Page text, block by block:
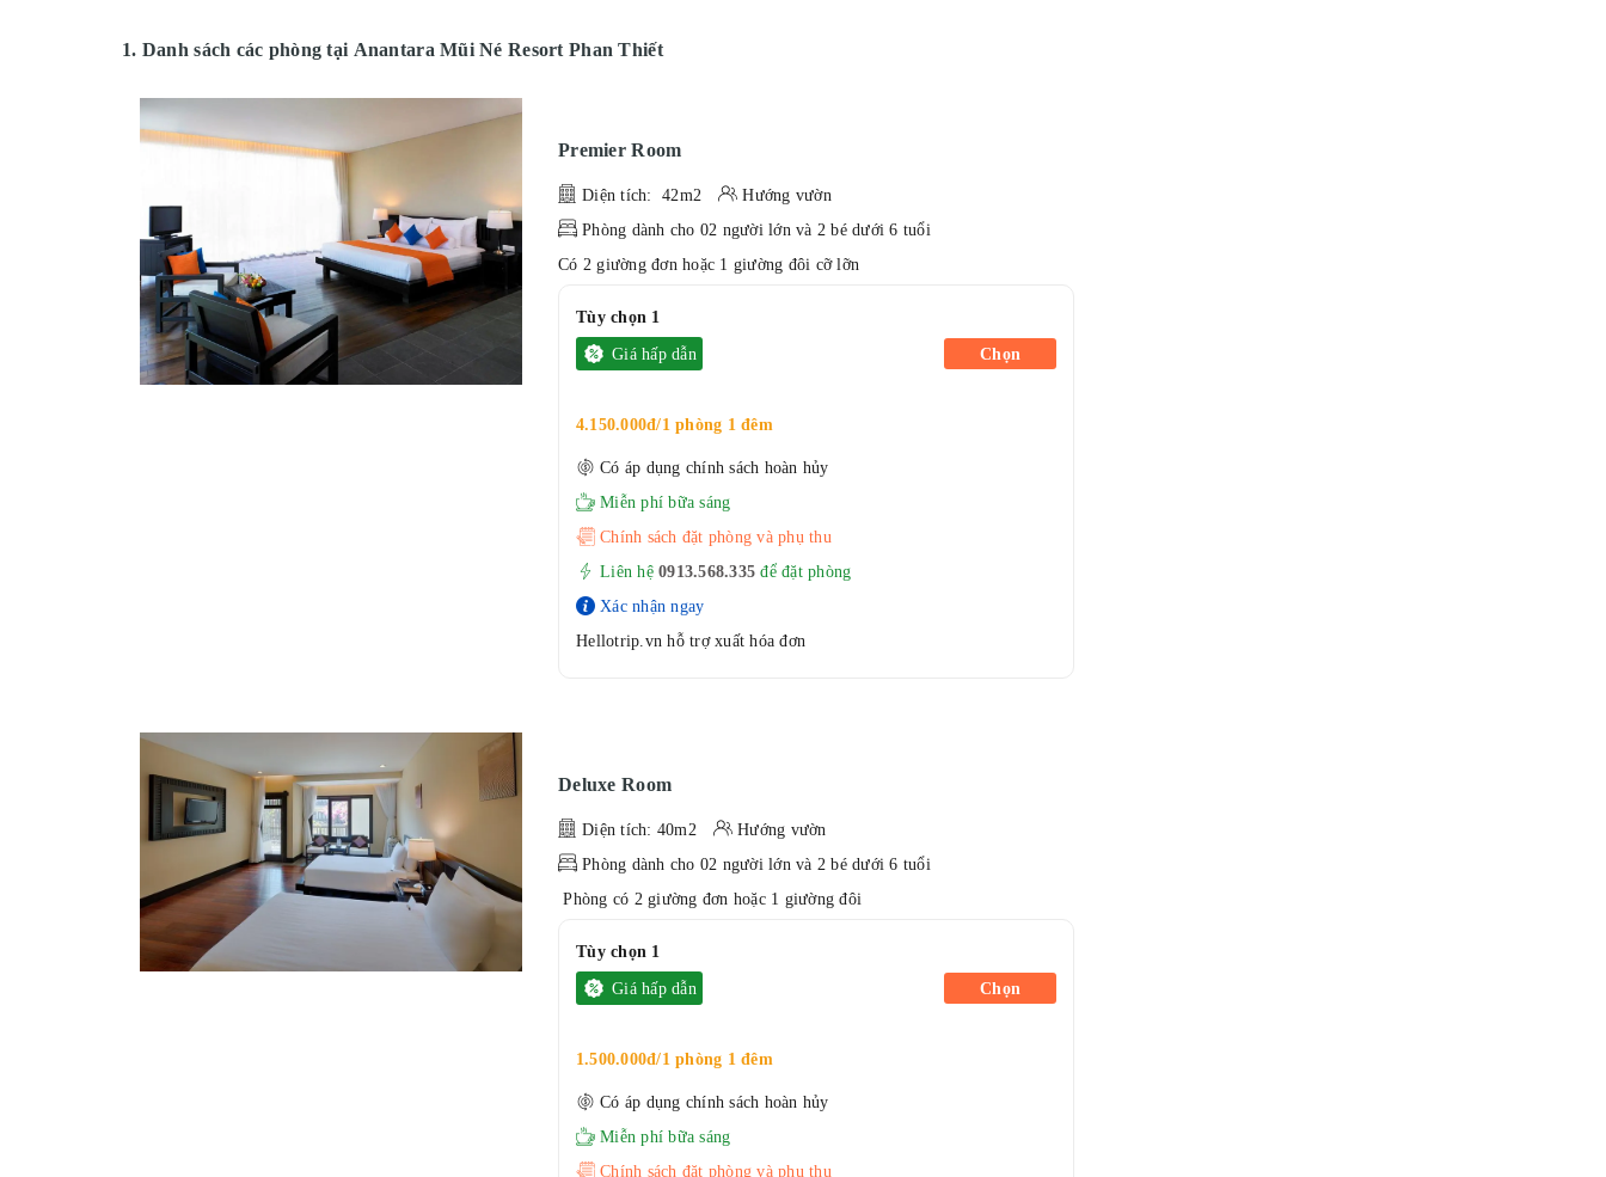
1. Danh sách các phòng tại Anantara Mũi Né Resort Phan Thiết
Premier Room
Diện tích: 42m2
Hướng vườn
Phòng dành cho 02 người lớn và 2 bé dưới 6 tuổi
Có 2 giường đơn hoặc 1 giường đôi cỡ lỡn
Tùy chọn 1
Giá hấp dẫn
4.150.000đ/1 phòng 1 đêm
Có áp dụng chính sách hoàn hủy
Miễn phí bữa sáng
Chính sách đặt phòng và phụ thu
Liên hệ 0913.568.335 để đặt phòng
Xác nhận ngay
Hellotrip.vn hỗ trợ xuất hóa đơn
Chọn
Deluxe Room
Diện tích: 40m2
Hướng vườn
Phòng dành cho 02 người lớn và 2 bé dưới 6 tuổi
Phòng có 2 giường đơn hoặc 1 giường đôi
Tùy chọn 1
Giá hấp dẫn
1.500.000đ/1 phòng 1 đêm
Có áp dụng chính sách hoàn hủy
Miễn phí bữa sáng
Chính sách đặt phòng và phụ thu
Chọn